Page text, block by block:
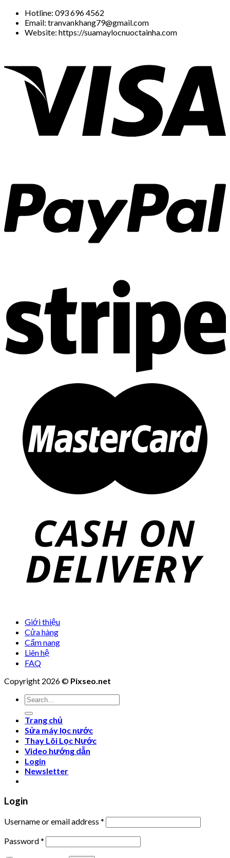
Hotline: 093 696 4562
Email: tranvankhang79@gmail.com
Website: https://suamaylocnuoctainha.com
Giới thiệu
Cửa hàng
Cẩm nang
Liên hệ
FAQ
Copyright 2026 © Pixseo.net
Search
for:
Trang chủ
Sửa máy lọc nước
Thay Lõi Lọc Nước
Video hướng dẫn
Login
Newsletter
Login
Username or email address *
Password*